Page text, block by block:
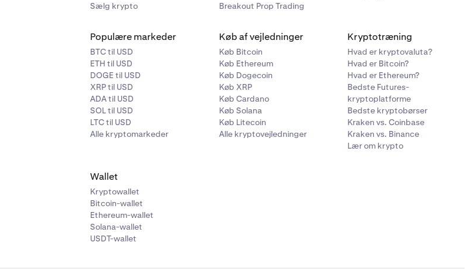
Sælg krypto
Breakout Prop Trading
Populære markeder
BTC til USD
ETH til USD
DOGE til USD
XRP til USD
ADA til USD
SOL til USD
LTC til USD
Alle kryptomarkeder
Køb af vejledninger
Køb Bitcoin
Køb Ethereum
Køb Dogecoin
Køb XRP
Køb Cardano
Køb Solana
Køb Litecoin
Alle kryptovejledninger
Kryptotræning
Hvad er kryptovaluta?
Hvad er Bitcoin?
Hvad er Ethereum?
Bedste Futures-
kryptoplatforme
Bedste kryptobørser
Kraken vs. Coinbase
Kraken vs. Binance
Lær om krypto
Wallet
Kryptowallet
Bitcoin-wallet
Ethereum-wallet
Solana-wallet
USDT-wallet